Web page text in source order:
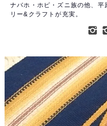
ナバホ・ホピ・ズニ族の他、
リー&クラフトが充実。